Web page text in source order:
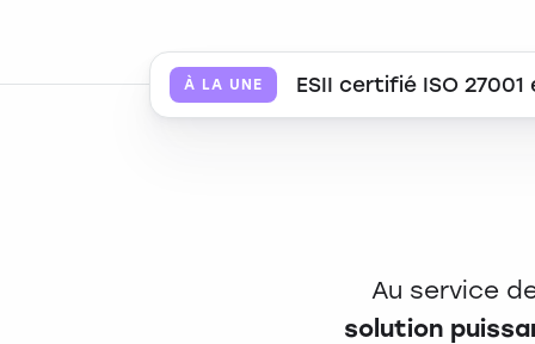
À LA UNE ESII certifié ISO 27001
Au service
solution